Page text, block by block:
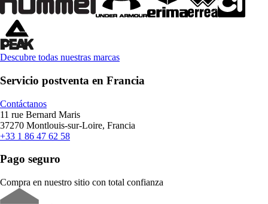
Descubre todas nuestras marcas
Servicio postventa en Francia
Contáctanos
11 rue Bernard Maris
37270 Montlouis-sur-Loire, Francia
+33 1 86 47 62 58
Pago seguro
Compra en nuestro sitio con total confianza